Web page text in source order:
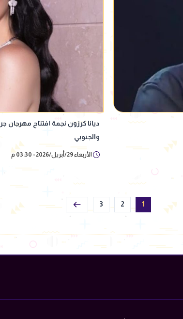
والجنوبي
الأربعاء 29/أبريل/2026 - 03:30 م
1
2
3